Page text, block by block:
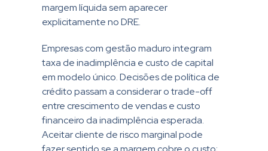
margem líquida sem aparecer
explicitamente no DRE.
Empresas com gestão maduro integram
taxa de inadimplência e custo de capital
em modelo único. Decisões de política de
crédito passam a considerar o trade-off
entre crescimento de vendas e custo
financeiro da inadimplência esperada.
Aceitar cliente de risco marginal pode